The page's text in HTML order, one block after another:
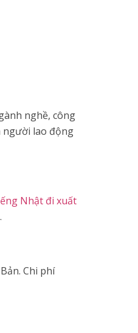
nghề, công
người lao động
Nhật đi xuất
Chi phí